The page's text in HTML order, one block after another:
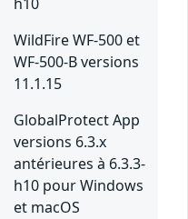
WildFire WF-500 et
WF-500-B versions
11.1.15
GlobalProtect App
versions 6.3.x
antérieures à 6.3.3-
h10 pour Windows
et macOS